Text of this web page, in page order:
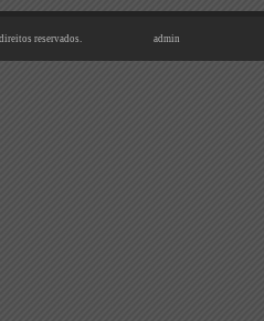
reservados. admin